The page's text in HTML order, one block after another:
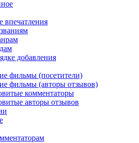
впечатления
добавления
фильмы (посетители)
фильмы (авторы отзывов)
комментаторы
авторы отзывов